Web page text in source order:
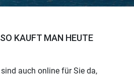
KAUFT MAN HEUTE
auch online für Sie da,